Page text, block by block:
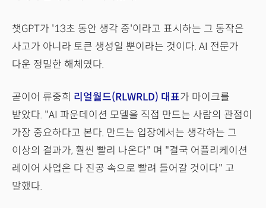
챗GPT가 '13초 동안 생각 중'이라고 표시하는 그 동작은
사고가 아니라 토큰 생성일 뿐이라는 것이다. AI 전문가
다운 정밀한 해체였다.
곧이어 류중희 리얼월드(RLWRLD) 대표가 마이크를
받았다. "AI 파운데이션 모델을 직접 만드는 사람의 관점이
가장 중요하다고 본다. 만드는 입장에서는 생각하는 그
이상의 결과가, 훨씬 빨리 나온다" 며 "결국 어플리케이션
레이어 사업은 다 진공 속으로 빨려 들어갈 것이다" 고
말했다.